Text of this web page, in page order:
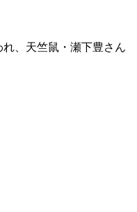
、天竺鼠・瀬下豊さん